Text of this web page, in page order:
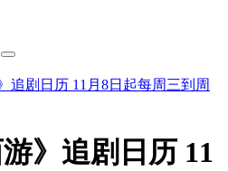
追剧日历 11月8日起每周三到周
游》追剧日历 11